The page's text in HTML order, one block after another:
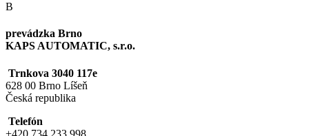
B
prevádzka Brno
KAPS AUTOMATIC, s.r.o.
Trnkova 3040 117e
628 00 Brno Líšeň
Česká republika
Telefón
+420 734 233 998